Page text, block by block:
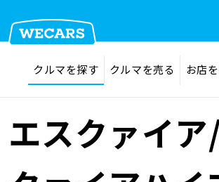
在庫検索 サイト内検索
クルマを探す
クルマを探す クルマを売る お店
エスクァイ